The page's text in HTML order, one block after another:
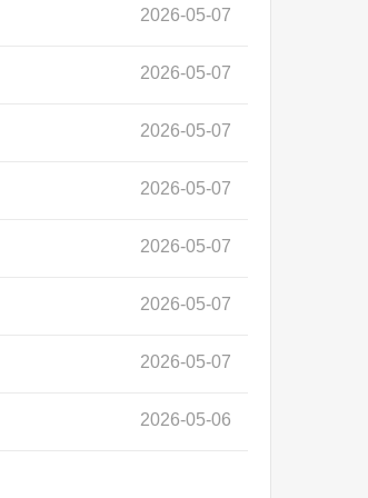
2026-05-07
2026-05-07
2026-05-07
2026-05-07
2026-05-07
2026-05-07
2026-05-07
2026-05-06